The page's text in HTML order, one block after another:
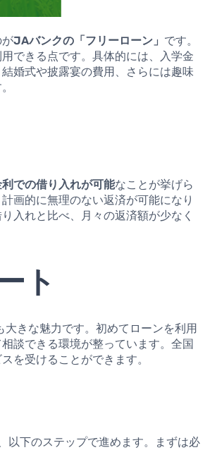
がJAバンクの「フリーローン」 です。
できる点です。具体的には、入学金
婚式や披露宴の費用、さらには趣味
での借り入れが可能なことが挙げら
画的に無理のない返済が可能になり
入れと比べ、月々の返済額が少なく
ト
きな魅力です。初めてローンを利用
談できる環境が整っています。全国
を受けることができます。
以下のステップで進めます。まずは必